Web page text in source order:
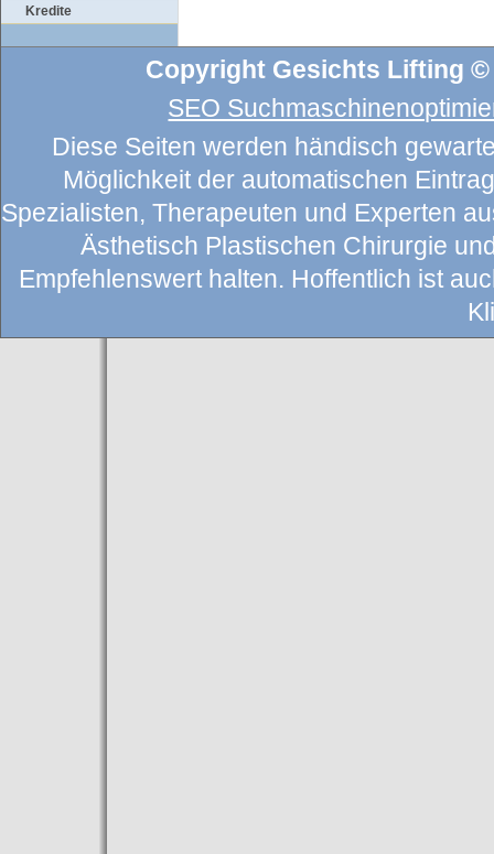
Kredite
Copyright Gesichts Lifting ©
SEO
Diese Seiten werden händisch
Möglichkeit der automatischen
Spezialisten, Therapeuten und Experten
Ästhetisch Plastischen Chirurgie
Empfehlenswert halten. Hoffentlich ist